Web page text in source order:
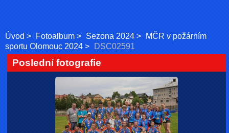
Úvod Fotoalbum Sezona 2024
MČR v požárním
sportu Olomouc 2024
DSC02591
Poslední fotografie